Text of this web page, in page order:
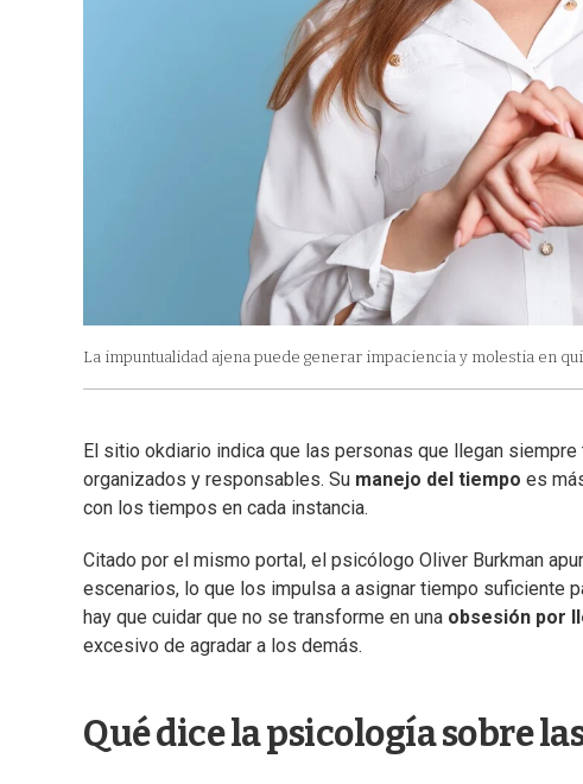
La impuntualidad ajena puede generar impaciencia y molestia en
El sitio okdiario indica que las personas que llegan
organizados y responsables. Su manejo del tiempo es
con los tiempos en cada instancia.
Citado por el mismo portal, el psicólogo Oliver Burkman
escenarios, lo que los impulsa a asignar tiempo suficiente
hay que cuidar que no se transforme en una obsesión por
excesivo de agradar a los demás.
Qué dice la psicología sobre